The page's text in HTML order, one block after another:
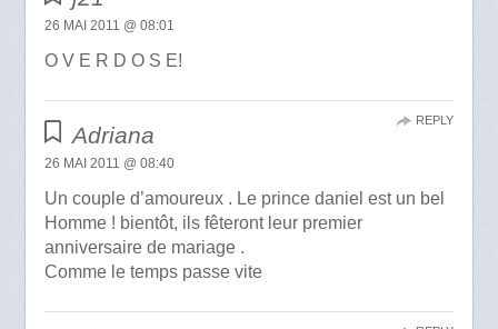
26 MAI 2011 @ 08:01
O V E R D O S E!
Adriana
26 MAI 2011 @ 08:40
Un couple d’amoureux . Le prince daniel est un bel
Homme ! bientôt, ils fêteront leur premier
anniversaire de mariage .
Comme le temps passe vite
REPLY